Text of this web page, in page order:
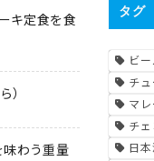
キ定食を食
）
味わう重量
タグ
ビ
チ
マ
チェ
日